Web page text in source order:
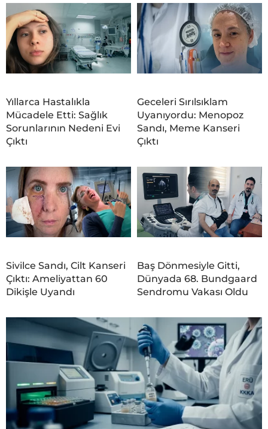
Yıllarca Hastalıkla
Mücadele Etti: Sağlık
Sorunlarının Nedeni Evi
Çıktı
Geceleri Sırılsıklam
Uyanıyordu: Menopoz
Sandı, Meme Kanseri
Çıktı
Sivilce Sandı, Cilt Kanseri
Çıktı: Ameliyattan 60
Dikişle Uyandı
Baş Dönmesiyle Gitti,
Dünyada 68. Bundgaard
Sendromu Vakası Oldu